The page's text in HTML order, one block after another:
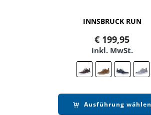
INNSBRUCK RUN
€ 199,95
inkl. MwSt.
Ausführung wählen